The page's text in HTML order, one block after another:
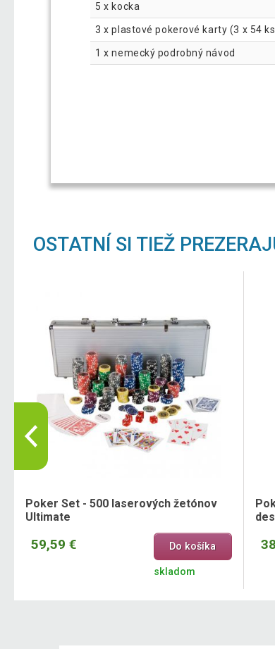
5 x kocka
3 x plastové pokerové karty (3 x 54
1 x nemecký podrobný návod
OSTATNÍ SI TIEŽ
Poker Set - 500 laserových žetónov
Ultimate
59,59 € Do košíka
skladom